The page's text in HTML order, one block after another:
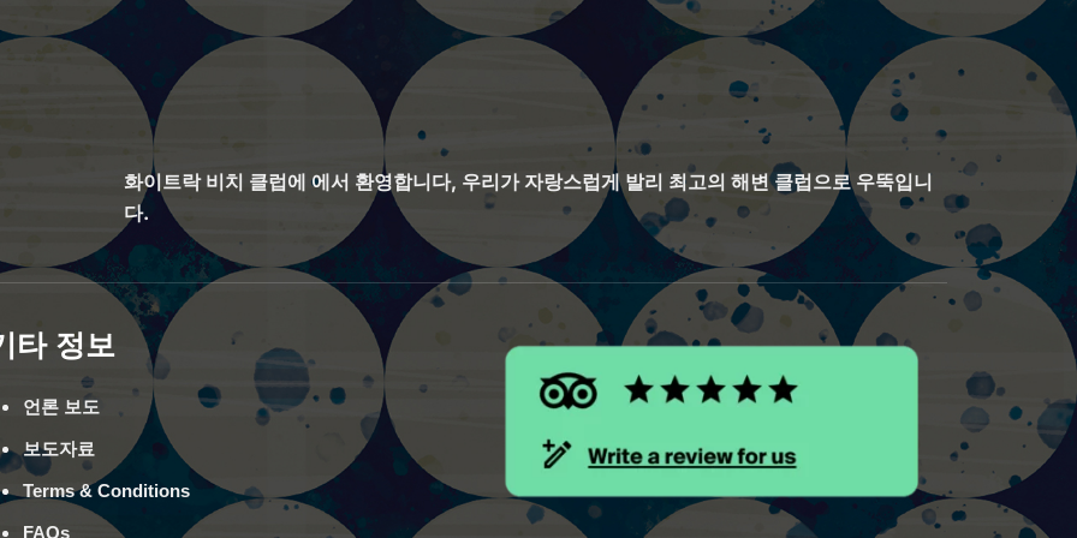
화이트락 비치 클럽에 에서 환영합니다, 우리가 자랑스럽게 발리 최고의 해변 클럽으로 우뚝입니
다.
타 정보
언론 보도
보도자료
Terms & Conditions
FAQs